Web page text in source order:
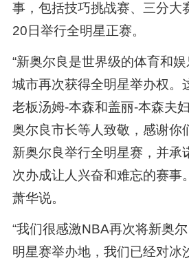
事，包括技巧挑战赛、三分大
20日举行全明星正赛。
“新奥尔良是世界级的体育和
城市再次获得全明星举办权。
老板汤姆-本森和盖丽-本森夫
奥尔良市长等人致敬，感谢你
新奥尔良举行全明星赛，并承
次办成让人兴奋和难忘的赛事
萧华说。
“我们很感激NBA再次将新奥
明星赛举办地，我们已经对冰